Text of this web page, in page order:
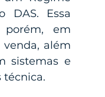
DAS. Essa
em
além
sistemas e
técnica.